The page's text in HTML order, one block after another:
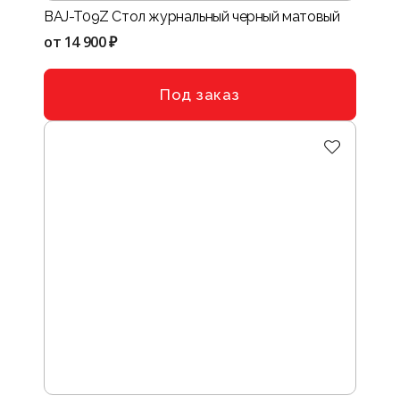
BAJ-T09Z Стол журнальный черный матовый
от 14 900 ₽
Под заказ